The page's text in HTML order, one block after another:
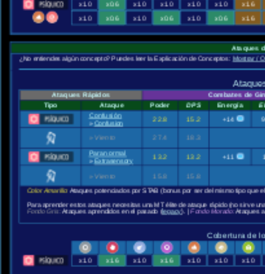
x1.0
x0.6 x1.0 x1.0 x1.0 x1.0
x1.6
x1.0
x0.6 x1.0 x0.6 x1.0 x0.6 x1.6
Ataques
¿No entiendes algún concepto? Puedes leer la Explicación de Conceptos: Mostrar /
Ataques Rápidos
Combates de
Tipo
Ataque Poder DPS Energía
Confusión
»Confusion 22.8 15.2 +14
» Viento 27.4
18.3
Paranormal
»Extrasensory 13.2 13.2 +11
»Viento 15.8 15.8
Color Amarillo: Ataques potenciados por STAB (bonus por ser del mismo tipo que
Para aprender estos ataques necesitas una MT élite de ataque rápido (no sirve
Fondo Gris:Ataques aprendidos en el pasado (legacy). |Fondo Morado:Ataques
Cobertura de
x1.0 x1.6 x1.0 x1.6 x1.0 x1.0 x1.0